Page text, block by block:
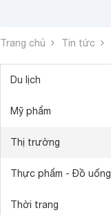
Trang chủ Tin tức
Du lịch
Mỹ phẩm
Thị trường
Thực phẩm - Đồ uống
Thời trang